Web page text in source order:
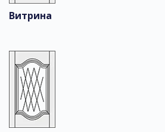
Витрина